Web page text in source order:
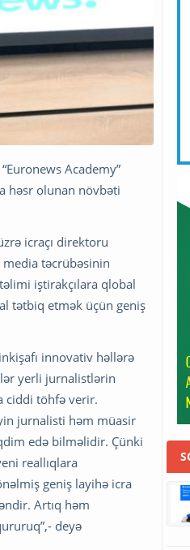
Academy”
həsr olunan növbəti
icraçı direktoru
təcrübəsinin
iştirakçılara qlobal
tətbiq etmək üçün geniş
innovativ həllərə
yerli jurnalistlərin
ciddi töhfə verir.
jurnalisti həm müasir
edə bilməlidir. Çünki
reallıqlara
geniş layihə icra
Artıq həm
deyə